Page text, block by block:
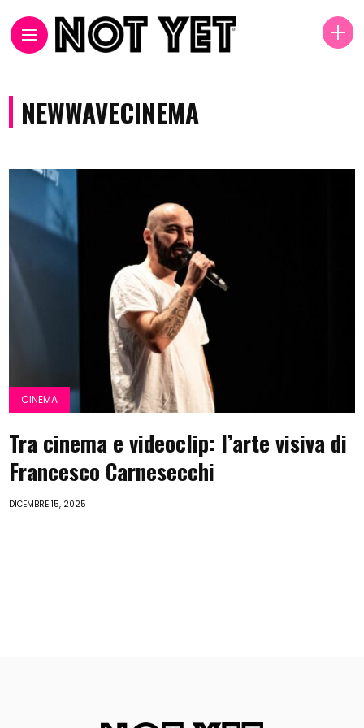
NEWWAVECINEMA
CINEMA
Tra cinema e videoclip: l’arte visiva di
Francesco Carnesecchi
DICEMBRE 15, 2025